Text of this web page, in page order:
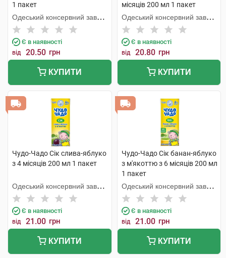
1 пакет
Одеський консервний завод
дитячого харчування
Є в наявності
від 20.50 грн
КУПИТИ
місяців 200 мл 1 пакет
Одеський консервний завод
дитячого харчування
Є в наявності
від 20.80 грн
КУПИТИ
Чудо-Чадо Сік слива-яблуко
з 4 місяців 200 мл 1 пакет
Одеський консервний завод
дитячого харчування
Є в наявності
від 21.00 грн
КУПИТИ
Чудо-Чадо Сік банан-яблуко
з м'якоттю з 6 місяців 200 мл
1 пакет
Одеський консервний завод
дитячого харчування
Є в наявності
від 21.00 грн
КУПИТИ